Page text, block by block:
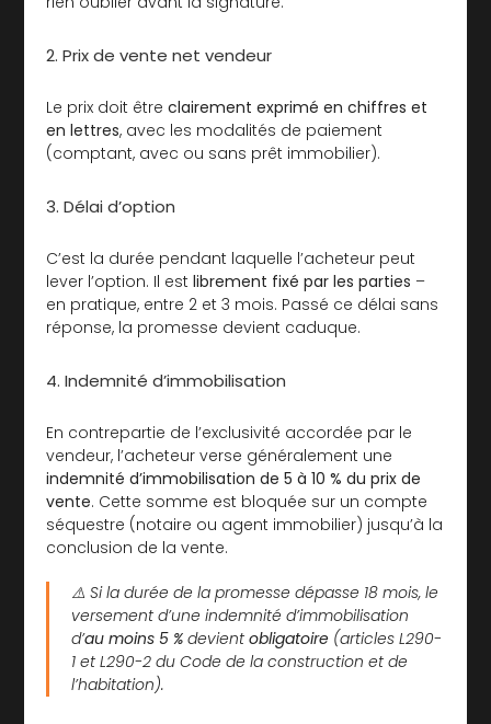
2. Prix de vente net vendeur
Le prix doit êtreclairement exprimé en chiffres et
en lettres, avec les modalités de paiement
(comptant, avec ou sans prêt immobilier).
3. Délai d’option
C’est la durée pendant laquelle l’acheteur peut
lever l’option. Il estlibrement fixé par les parties –
en pratique, entre 2 et 3 mois. Passé ce délai sans
réponse, la promesse devient caduque.
4. Indemnité d’immobilisation
En contrepartie de l’exclusivité accordée par le
vendeur, l’acheteur verse généralement une
indemnité d’immobilisation de 5 à 10 % du prix de
vente. Cette somme est bloquée sur un compte
séquestre (notaire ou agent immobilier) jusqu’à la
conclusion de la vente.
⚠️ Si la durée de la promesse dépasse 18 mois, le
versement d’une indemnité d’immobilisation
d’au moins 5 % devientobligatoire (articles L290-
1 et L290-2 du Code de la construction et de
l’habitation).